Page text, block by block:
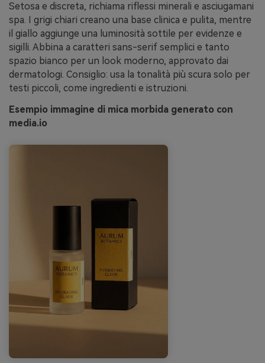
Setosa e discreta, richiama riflessi minerali e asciugamani
spa. I grigi chiari creano una base clinica e pulita, mentre
il giallo aggiunge una luminosità sottile per evidenze e
sigilli. Abbina a caratteri sans-serif semplici e tanto
spazio bianco per un look moderno, approvato dai
dermatologi. Consiglio: usa la tonalità più scura solo per
testi piccoli, come ingredienti e istruzioni.
Esempio immagine di mica morbida generato con
media.io